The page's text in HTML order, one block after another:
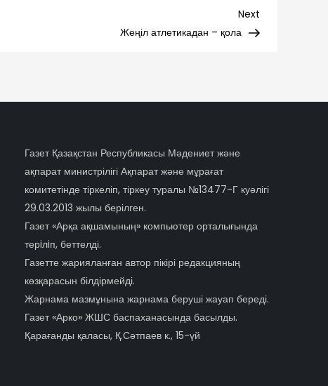
Post
Next
Жеңіл атлетикадан – қола
Газет Қазақстан Республикасы Мәдениет және
ақпарат министрілігі Ақпарат және мұрағат
комитетінде тіркеліп, тіркеу туралы №13477-Г куәлігі
29.03.2013 жылы берілген.
Газет «Арқа ақшамының» компьютер орталығында
терiлiп, беттелді.
Газетте жарияланған автор пікірі редакцияның
көзқарасын білдірмейді.
Жарнама мазмұнына жарнама беруші жауап береді.
Газет «Арко» ЖШС баспаханасында басылды.
Қарағанды қаласы, Қ.Сәтпаев к., 15-үй